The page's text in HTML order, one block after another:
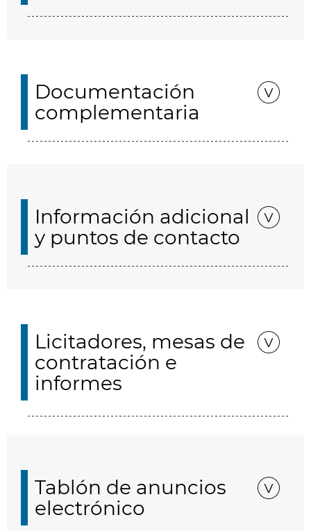
Documentación
complementaria
Información adicional
y puntos de contacto
Licitadores, mesas de
contratación e
informes
Tablón de anuncios
electrónico